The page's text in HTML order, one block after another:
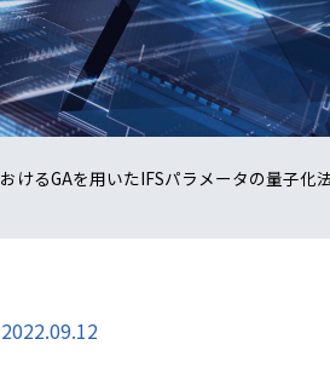
けるGAを用いたIFSパラメータの量子化
2022.09.12